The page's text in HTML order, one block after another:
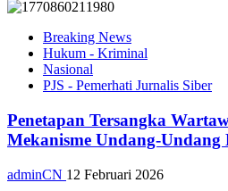
Breaking News
Hukum - Kriminal
Nasional
PJS - Pemerhati Jurnalis Siber
Penetapan Tersangka
Mekanisme Undang-Undang
adminCN 12 Februari 2026